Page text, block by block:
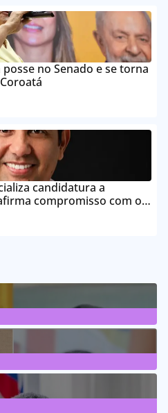
no Senado e se torna
candidatura a
compromisso com o
Posts
Posts